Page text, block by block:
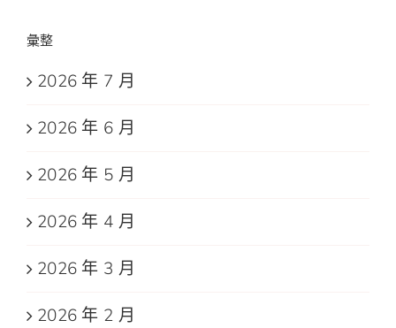
彙整
2026 年 7 月
2026 年 6 月
2026 年 5 月
2026 年 4 月
2026 年 3 月
2026 年 2 月